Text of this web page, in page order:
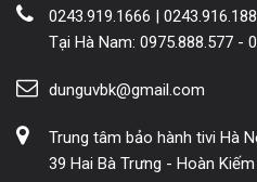
0243.919.1666 |
Tại Hà Nam: 0975.888.577 -
dunguvbk@gmail.com
Trung tâm bảo hành tivi Hà
39 Hai Bà Trưng - Hoàn